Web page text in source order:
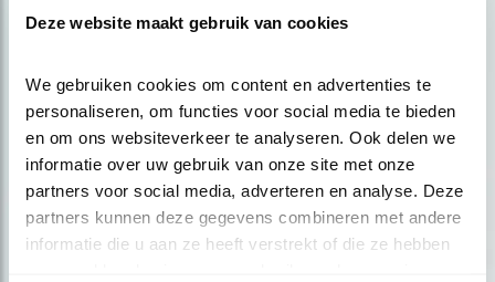
Deze website maakt gebruik van cookies
We gebruiken cookies om content en advertenties te
personaliseren, om functies voor social media te bieden
en om ons websiteverkeer te analyseren. Ook delen we
informatie over uw gebruik van onze site met onze
partners voor social media, adverteren en analyse. Deze
partners kunnen deze gegevens combineren met andere
informatie die u aan ze heeft verstrekt of die ze hebben